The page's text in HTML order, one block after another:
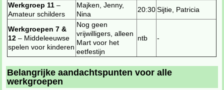
Werkgroep 11 –
Amateur schilders
Majken, Jenny,
Nina
20:30 Sijtie, Patricia
Werkgroepen 7 &
12 – Middeleeuwse
spelen voor kinderen
Nog geen
vrijwilligers, alleen
Mart voor het
eetfestijn
ntb -
Belangrijke aandachtspunten voor alle
werkgroepen